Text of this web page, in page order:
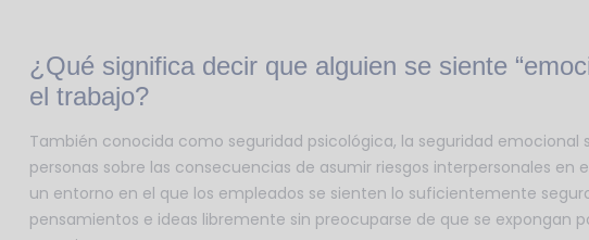
¿Qué significa decir que alguien se siente
el trabajo?
También conocida como seguridad psicológica, la seguridad emocional
personas sobre las consecuencias de asumir riesgos interpersonales en
un entorno en el que los empleados se sienten lo suficientemente
pensamientos e ideas libremente sin preocuparse de que se expongan